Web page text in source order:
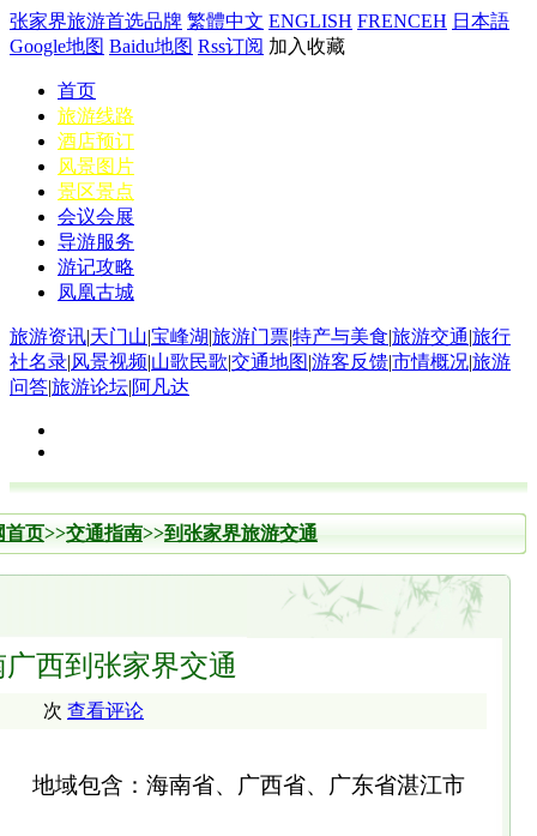
张家界旅游首选品牌 繁體中文 ENGLISH FRENCEH 日本語
Google地图 Baidu地图 Rss订阅 加入收藏
首页
旅游线路
酒店预订
风景图片
景区景点
会议会展
导游服务
游记攻略
凤凰古城
旅游资讯|天门山|宝峰湖|旅游门票|特产与美食|旅游交通|旅行
社名录|风景视频|山歌民歌|交通地图|游客反馈|市情概况|旅游
问答|旅游论坛|阿凡达
首页>>交通指南>>到张家界旅游交通
广西到张家界交通
次 查看评论
地域包含：海南省、广西省、广东省湛江市